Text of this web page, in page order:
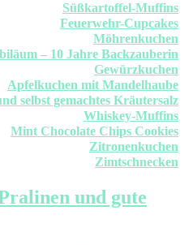
Süßkartoffel-Muffins
Feuerwehr-Cupcakes
Möhrenkuchen
– 10 Jahre Backzauberin
Gewürzkuchen
Apfelkuchen mit Mandelhaube
selbst gemachtes Kräutersalz
Whiskey-Muffins
Mint Chocolate Chips Cookies
Zitronenkuchen
Zimtschnecken